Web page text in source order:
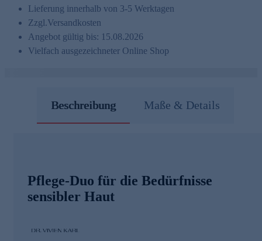
Lieferung innerhalb von 3-5 Werktagen
Zzgl.Versandkosten
Angebot gültig bis: 15.08.2026
Vielfach ausgezeichneter Online Shop
Beschreibung Maße & Details
Pflege-Duo für die Bedürfnisse
sensibler Haut